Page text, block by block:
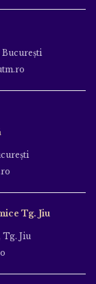
Bucureşti
Tg. Jiu
Jiu